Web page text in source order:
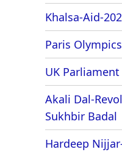
Khalsa-Aid-
Paris
UK
Akali Dal-
Sukhbir Badal
Hardeep